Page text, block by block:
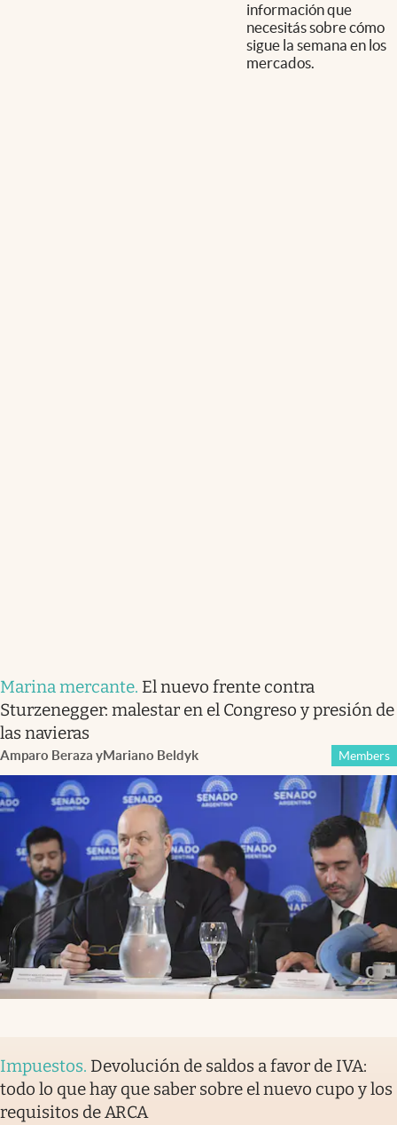
información que
necesitás sobre cómo
sigue la semana en los
mercados.
Marina mercante. El nuevo frente contra
Sturzenegger: malestar en el Congreso y presión de
las navieras
Amparo Beraza yMariano Beldyk Members
Impuestos. Devolución de saldos a favor de IVA:
todo lo que hay que saber sobre el nuevo cupo y los
requisitos de ARCA